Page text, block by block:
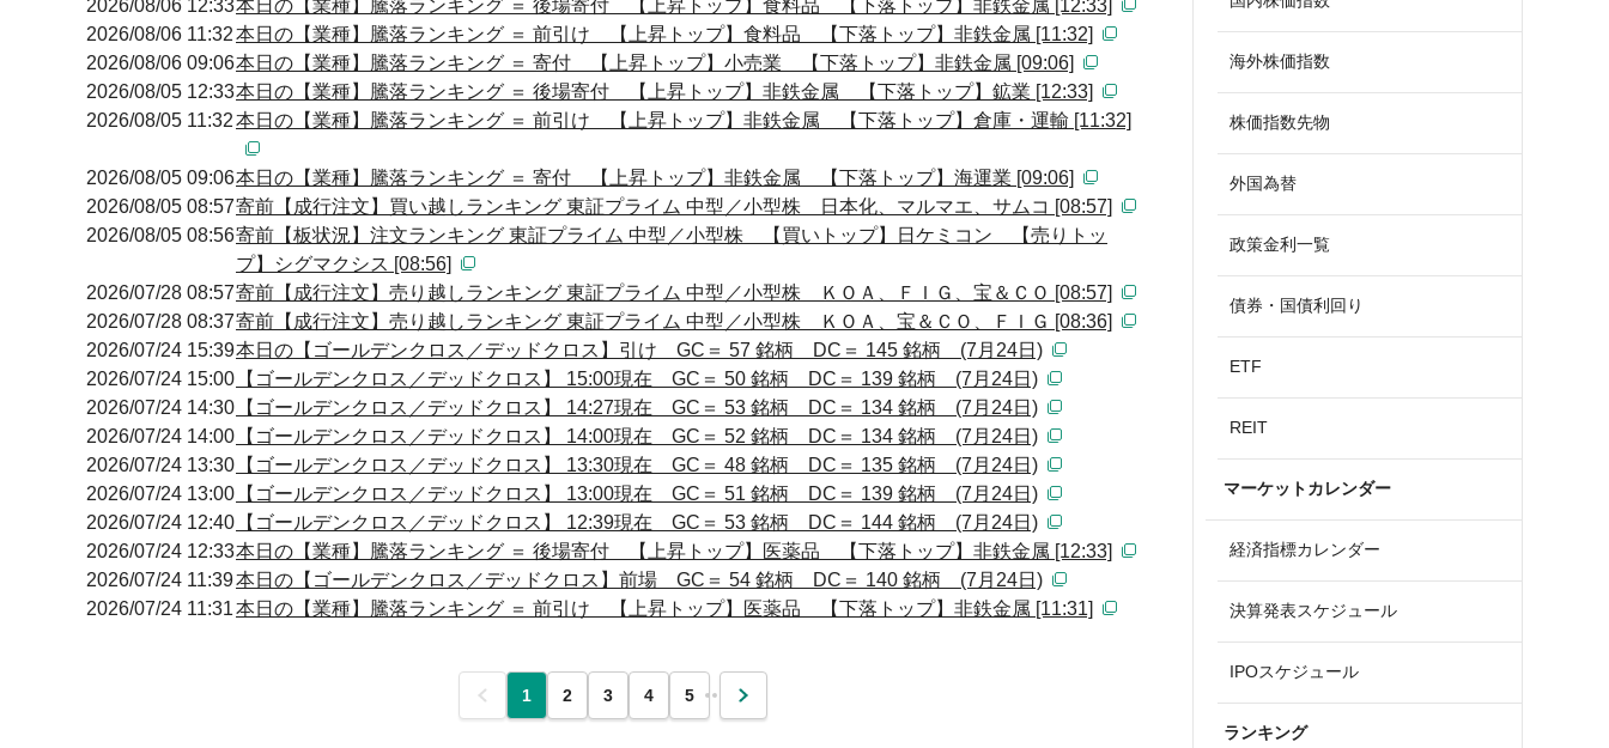
2026/08/06 12:33本日の【業種】騰落ランキング ＝ 後場寄付 【上昇トップ】食料品 【下落トップ】非鉄金属 [12:33]
2026/08/06 11:32本日の【業種】騰落ランキング ＝ 前引け 【上昇トップ】食料品 【下落トップ】非鉄金属 [11:32]
2026/08/06 09:06本日の【業種】騰落ランキング ＝ 寄付 【上昇トップ】小売業 【下落トップ】非鉄金属 [09:06]
2026/08/05 12:33本日の【業種】騰落ランキング ＝ 後場寄付 【上昇トップ】非鉄金属 【下落トップ】鉱業 [12:33]
2026/08/05 11:32本日の【業種】騰落ランキング ＝ 前引け 【上昇トップ】非鉄金属 【下落トップ】倉庫・運輸 [11:32]
2026/08/05 09:06本日の【業種】騰落ランキング ＝ 寄付 【上昇トップ】非鉄金属 【下落トップ】海運業 [09:06]
2026/08/05 08:57寄前【成行注文】買い越しランキング 東証プライム 中型／小型株 日本化、マルマエ、サムコ [08:57]
2026/08/05 08:56寄前【板状況】注文ランキング 東証プライム 中型／小型株 【買いトップ】日ケミコン 【売りトッ
プ】シグマクシス [08:56]
2026/07/28 08:57寄前【成行注文】売り越しランキング 東証プライム 中型／小型株 ＫＯＡ、ＦＩＧ、宝＆ＣＯ [08:57]
2026/07/28 08:37寄前【成行注文】売り越しランキング 東証プライム 中型／小型株 ＫＯＡ、宝＆ＣＯ、ＦＩＧ [08:36]
2026/07/24 15:39本日の【ゴールデンクロス／デッドクロス】引け GC＝ 57 銘柄 DC＝ 145 銘柄 (7月24日)
2026/07/24 15:00 【ゴールデンクロス／デッドクロス】 15:00現在 GC＝ 50 銘柄 DC＝ 139 銘柄 (7月24日)
2026/07/24 14:30 【ゴールデンクロス／デッドクロス】 14:27現在 GC＝ 53 銘柄 DC＝ 134 銘柄 (7月24日)
2026/07/24 14:00 【ゴールデンクロス／デッドクロス】 14:00現在 GC＝ 52 銘柄 DC＝ 134 銘柄 (7月24日)
2026/07/24 13:30 【ゴールデンクロス／デッドクロス】 13:30現在 GC＝ 48 銘柄 DC＝ 135 銘柄 (7月24日)
2026/07/24 13:00 【ゴールデンクロス／デッドクロス】 13:00現在 GC＝ 51 銘柄 DC＝ 139 銘柄 (7月24日)
2026/07/24 12:40 【ゴールデンクロス／デッドクロス】 12:39現在 GC＝ 53 銘柄 DC＝ 144 銘柄 (7月24日)
2026/07/24 12:33本日の【業種】騰落ランキング ＝ 後場寄付 【上昇トップ】医薬品 【下落トップ】非鉄金属 [12:33]
2026/07/24 11:39本日の【ゴールデンクロス／デッドクロス】前場 GC＝ 54 銘柄 DC＝ 140 銘柄 (7月24日)
2026/07/24 11:31本日の【業種】騰落ランキング ＝ 前引け 【上昇トップ】医薬品 【下落トップ】非鉄金属 [11:31]
前 1 2 3 4 5 … 次
海外株価指数
株価指数先物
外国為替
政策金利一覧
債券・国債利回り
ETF
REIT
マーケットカレンダー
経済指標カレンダー
決算発表スケジュール
IPOスケジュール
ランキング